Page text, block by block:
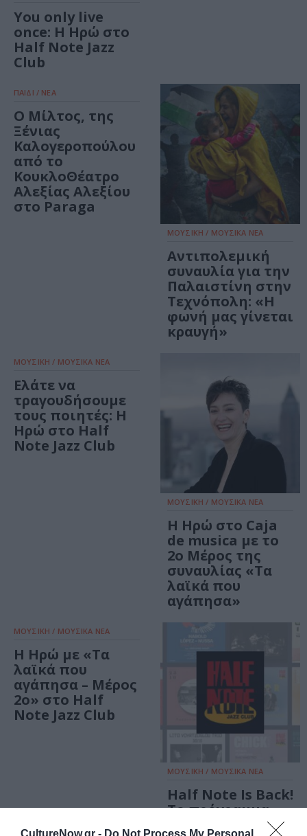
CultureNow.gr - Do Not Process My Personal
You only live
once: Η Ηρώ στο
Half Note Jazz
Club
ΠΑΙΔΙ / ΝΕΑ
Ο Μίλτος, της
Ξένιας
Καλογεροπούλου
από το
ΚουκλοΘέατρο
Αλεξίας Αλεξίου
στο Paraga
ΜΟΥΣΙΚΗ / ΜΟΥΣΙΚΑ ΝΕΑ
Αντιπολεμική
συναυλία για την
Παλαιστίνη στην
Τεχνόπολη: «Η
φωνή μας γίνεται
κραυγή»
ΜΟΥΣΙΚΗ / ΜΟΥΣΙΚΑ ΝΕΑ
Ελάτε να
τραγουδήσουμε
τους ποιητές: Η
Ηρώ στο Half
Note Jazz Club
ΜΟΥΣΙΚΗ / ΜΟΥΣΙΚΑ ΝΕΑ
Η Ηρώ στο Caja
de musica με το
2ο Μέρος της
συναυλίας «Τα
λαϊκά που
αγάπησα»
ΜΟΥΣΙΚΗ / ΜΟΥΣΙΚΑ ΝΕΑ
Η Ηρώ με «Τα
λαϊκά που
αγάπησα – Μέρος
2ο» στο Half
Note Jazz Club
ΜΟΥΣΙΚΗ / ΜΟΥΣΙΚΑ ΝΕΑ
Half Note Is Back!
Το πρόγραμμα
της μουσικής